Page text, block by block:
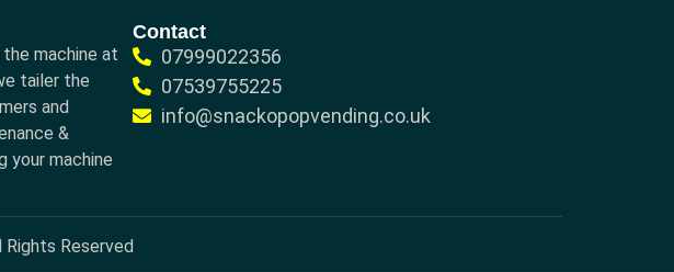
machine at
tailer the
and
&
your machine
Contact
07999022356
07539755225
info@snackopopvending.co.uk
Reserved